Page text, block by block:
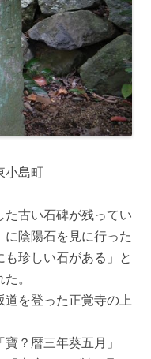
島町
古い石碑が残ってい
陰陽石を見に行った
珍しい石がある」と
。
を登った正覚寺の上
？暦三年葵五月」